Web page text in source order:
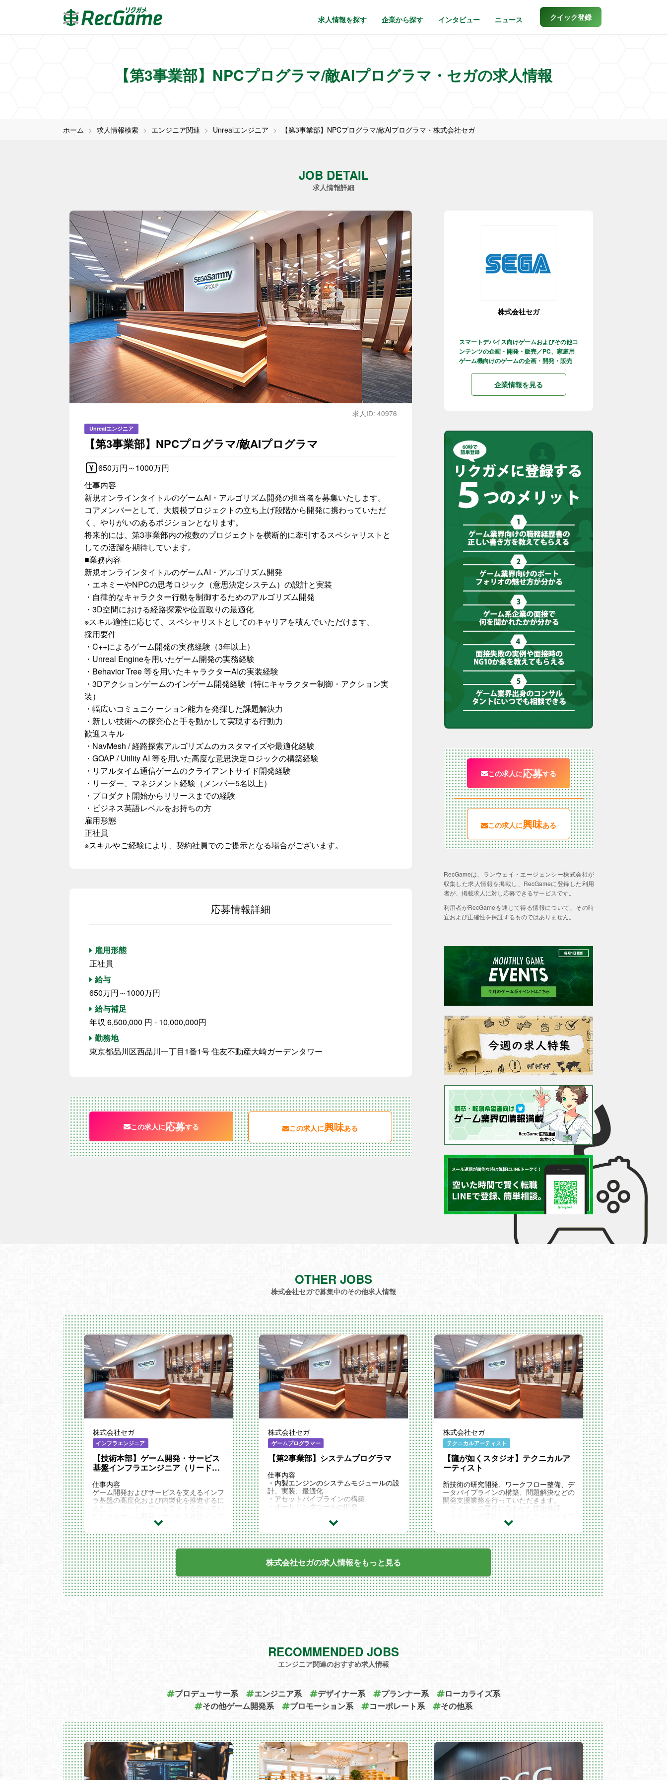
求人情報を探す 企業から探す インタビュー ニュース クイック登録
【第3事業部】NPCプログラマ/敵AIプログラマ・セガの求人情報
ホーム 求人情報検索 エンジニア関連 Unrealエンジニア 【第3事業部】NPCプログラマ/敵AIプログラマ・株式会社セガ
JOB DETAIL
求人情報詳細
求人ID: 40976
Unrealエンジニア
【第3事業部】NPCプログラマ/敵AIプログラマ
650万円～1000万円
仕事内容
新規オンラインタイトルのゲームAI・アルゴリズム開発の担当者を募集いたします。
コアメンバーとして、大規模プロジェクトの立ち上げ段階から開発に携わっていただ
く、やりがいのあるポジションとなります。
将来的には、第3事業部内の複数のプロジェクトを横断的に牽引するスペシャリストと
しての活躍を期待しています。
■業務内容
新規オンラインタイトルのゲームAI・アルゴリズム開発
・エネミーやNPCの思考ロジック（意思決定システム）の設計と実装
・自律的なキャラクター行動を制御するためのアルゴリズム開発
・3D空間における経路探索や位置取りの最適化
※スキル適性に応じて、スペシャリストとしてのキャリアを積んでいただけます。
採用要件
・C++によるゲーム開発の実務経験（3年以上）
・Unreal Engineを用いたゲーム開発の実務経験
・Behavior Tree 等を用いたキャラクターAIの実装経験
・3Dアクションゲームのインゲーム開発経験（特にキャラクター制御・アクション実
装）
・幅広いコミュニケーション能力を発揮した課題解決力
・新しい技術への探究心と手を動かして実現する行動力
歓迎スキル
・NavMesh / 経路探索アルゴリズムのカスタマイズや最適化経験
・GOAP / Utility AI 等を用いた高度な意思決定ロジックの構築経験
・リアルタイム通信ゲームのクライアントサイド開発経験
・リーダー、マネジメント経験（メンバー5名以上）
・プロダクト開始からリリースまでの経験
・ビジネス英語レベルをお持ちの方
雇用形態
正社員
※スキルやご経験により、契約社員でのご提示となる場合がございます。
応募情報詳細
雇用形態
正社員
給与
650万円～1000万円
給与補足
年収 6,500,000 円 - 10,000,000円
勤務地
東京都品川区西品川一丁目1番1号 住友不動産大崎ガーデンタワー
この求人に応募する この求人に興味ある
株式会社セガ
スマートデバイス向けゲームおよびその他コ
ンテンツの企画・開発・販売／PC、家庭用
ゲーム機向けのゲームの企画・開発・販売
企業情報を見る
この求人に応募する
この求人に興味ある
RecGameは、ランウェイ・エージェンシー株式会社が
収集した求人情報を掲載し、RecGameに登録した利用
者が、掲載求人に対し応募できるサービスです。
利用者がRecGameを通じて得る情報について、その時
宜および正確性を保証するものではありません。
OTHER JOBS
株式会社セガで募集中のその他求人情報
株式会社セガ
インフラエンジニア
【技術本部】ゲーム開発・サービス
基盤インフラエンジニア（リード～
仕事内容
ゲーム開発およびサービスを支えるインフ
ラ基盤の高度化および内製化を推進するに
あたり、リード～アーキテクトを担ってい
ラエンジニアを募集いたします。
セガの開発全体、および事業を支えるやり
がいのあるポジションとなります。
ご志向・適性に応じて、スペシャリスト、
マネジメントのキャリアに進んでいただけ
ます。
■業務内容
・ゲーム開発および運営を支えるインフラ
基盤の設計・構築・運用
・オンプレミスおよびパブリッククラウド
障害対応および原因分析・再発防止策の策
・パフォーマンス改善およびキャパシティ
・新規機能追加に伴うインフラ設計支援
・開発チームと連携したサービス品質・パ
フォーマンスの向上
●経験・志向および役割に応じて担当して
いただきます。
・インフラ基盤全体の方向性を定義し、技
術的意思決定をリード
・インフラ基盤のアーキテクチャ設計およ
株式会社セガ
ゲームプログラマー
【第2事業部】システムプログラマ
仕事内容
・内製エンジンのシステムモジュールの設
計、実装、最適化
・アセットパイプラインの構築
・オーサリングツールの開発
正社員
※スキルやご経験により、契約社員でのご
提示となる場合がございます。
株式会社セガ
テクニカルアーティスト
【龍が如くスタジオ】テクニカルア
ーティスト
新技術の研究開発、ワークフロー整備、デ
ータパイプラインの構築、問題解決などの
開発支援業務を行っていただきます。
・タイトルの要件に合わせた技術検証
ラインの設計/構築/効率化
・Mayaのツール作成（プラグイン/スクリ
プト）
・HoudiniのツールやHDA作成
・Unreal Engineや各種ゲームエンジンで
【雇用形態】
正社員
※スキルやご経験により、契約社員でのご
株式会社セガの求人情報をもっと見る
RECOMMENDED JOBS
エンジニア関連のおすすめ求人情報
プロデューサー系 エンジニア系 デザイナー系 プランナー系
ローカライズ系
その他ゲーム開発系
プロモーション系 コーポレート系 その他系